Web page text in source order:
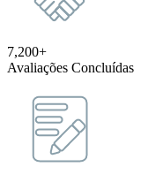
7,200+
Avaliações Concluídas